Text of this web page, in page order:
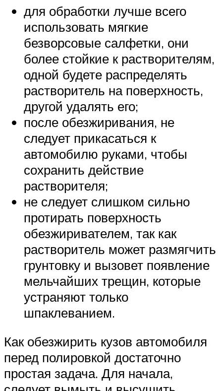
для обработки лучше всего
использовать мягкие
безворсовые салфетки, они
более стойкие к растворителям,
одной будете распределять
растворитель на поверхность,
другой удалять его;
после обезжиривания, не
следует прикасаться к
автомобилю руками, чтобы
сохранить действие
растворителя;
не следует слишком сильно
протирать поверхность
обезжиривателем, так как
растворитель может размягчить
грунтовку и вызовет появление
мельчайших трещин, которые
устраняют только
шпаклеванием.
Как обезжирить кузов автомобиля
перед полировкой достаточно
простая задача. Для начала,